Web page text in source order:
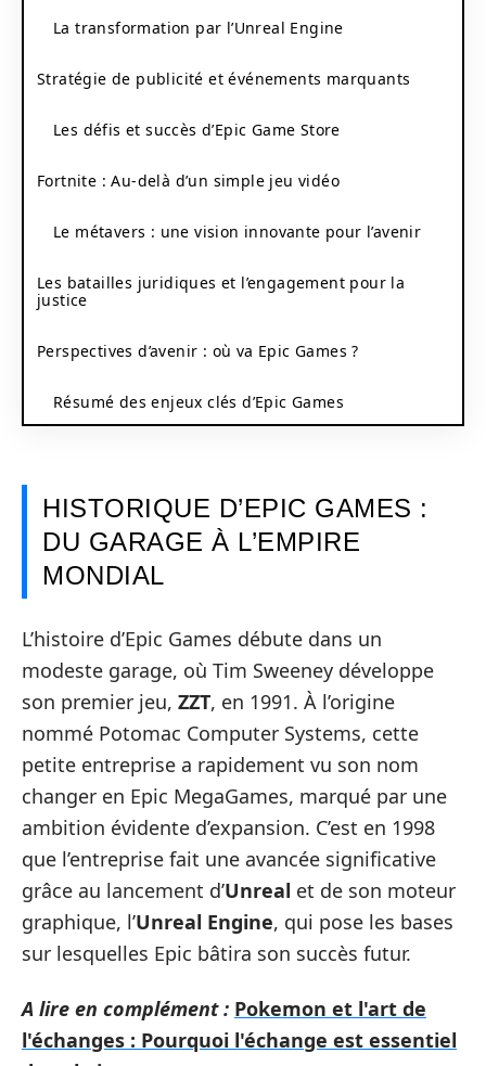
La transformation par l’Unreal Engine
Stratégie de publicité et événements marquants
Les défis et succès d’Epic Game Store
Fortnite : Au-delà d’un simple jeu vidéo
Le métavers : une vision innovante pour l’avenir
Les batailles juridiques et l’engagement pour la
justice
Perspectives d’avenir : où va Epic Games ?
Résumé des enjeux clés d’Epic Games
HISTORIQUE D’EPIC GAMES :
DU GARAGE À L’EMPIRE
MONDIAL
L’histoire d’Epic Games débute dans un
modeste garage, où Tim Sweeney développe
son premier jeu, ZZT, en 1991. À l’origine
nommé Potomac Computer Systems, cette
petite entreprise a rapidement vu son nom
changer en Epic MegaGames, marqué par une
ambition évidente d’expansion. C’est en 1998
que l’entreprise fait une avancée significative
grâce au lancement d’Unreal et de son moteur
graphique, l’Unreal Engine, qui pose les bases
sur lesquelles Epic bâtira son succès futur.
A lire en complément : Pokemon et l'art de
l'échanges : Pourquoi l'échange est essentiel